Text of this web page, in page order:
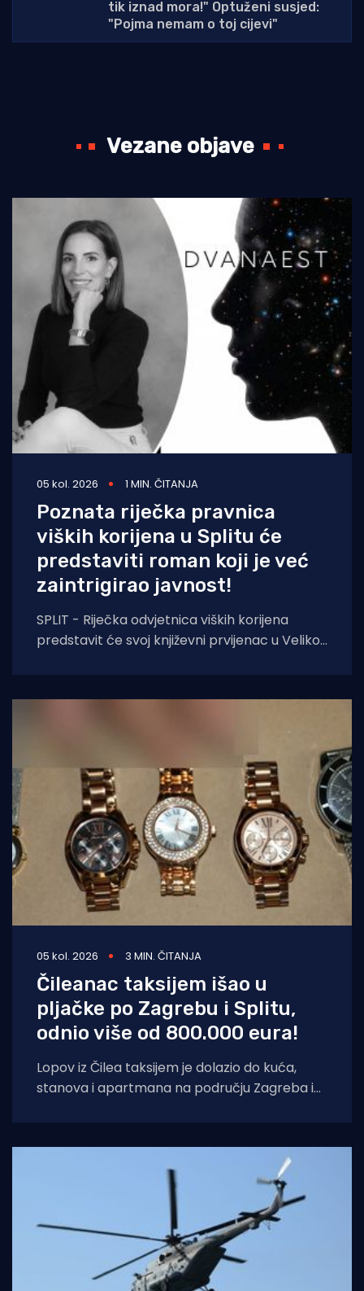
tik iznad mora!" Optuženi susjed:
"Pojma nemam o toj cijevi"
Vezane objave
05 kol. 2026 1 MIN. ČITANJA
Poznata riječka pravnica
viških korijena u Splitu će
predstaviti roman koji je već
zaintrigirao javnost!
SPLIT - Riječka odvjetnica viških korijena
predstavit će svoj književni prvijenac u Velikoj
05 kol. 2026 3 MIN. ČITANJA
Čileanac taksijem išao u
pljačke po Zagrebu i Splitu,
odnio više od 800.000 eura!
Lopov iz Čilea taksijem je dolazio do kuća,
stanova i apartmana na području Zagreba i